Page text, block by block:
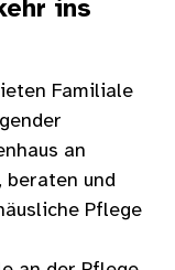
ins
Familiale
an
beraten und
Pflege